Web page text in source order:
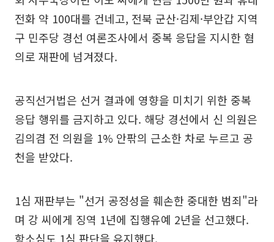
전화 약 100대를 건네고, 전북 군산·김제·부안갑 지역
구 민주당 경선 여론조사에서 중복 응답을 지시한 혐
의로 재판에 넘겨졌다.
공직선거법은 선거 결과에 영향을 미치기 위한 중복
응답 행위를 금지하고 있다. 해당 경선에서 신 의원은
김의겸 전 의원을 1% 안팎의 근소한 차로 누르고 공
천을 받았다.
1심 재판부는 "선거 공정성을 훼손한 중대한 범죄"라
며 강 씨에게 징역 1년에 집행유예 2년을 선고했다.
항소심도 1심 판단을 유지했다.